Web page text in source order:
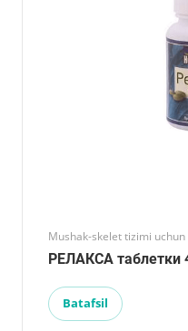
Mushak-skelet tizimi uchun
РЕЛАКСА таблетки
Batafsil